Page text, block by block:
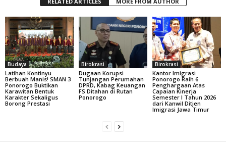
Budaya
Latihan Kontinyu
Berbuah Manis! SMAN 3
Ponorogo Buktikan
Karawitan Bentuk
Karakter Sekaligus
Borong Prestasi
Birokrasi
Dugaan Korupsi
Tunjangan Perumahan
DPRD, Kabag Keuangan
FS Ditahan di Rutan
Ponorogo
Birokrasi
Kantor Imigrasi
Ponorogo Raih 6
Penghargaan Atas
Capaian Kinerja
Semester I Tahun 2026
dari Kanwil Ditjen
Imigrasi Jawa Timur